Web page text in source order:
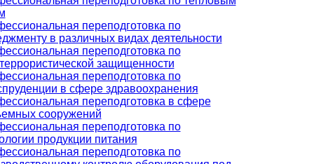
переподготовка по
в различных видах деятельности
переподготовка по
защищенности
переподготовка по
в сфере здравоохранения
переподготовка в сфере
сооружений
переподготовка по
продукции питания
переподготовка по